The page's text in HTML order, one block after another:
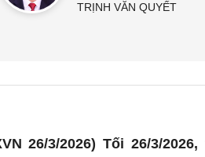
TRỊNH VĂN QUYẾT
26/3/2026) Tối 26/3/